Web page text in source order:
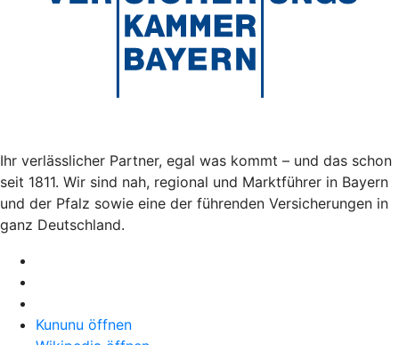
Ihr verlässlicher Partner, egal was kommt – und das schon
seit 1811. Wir sind nah, regional und Marktführer in Bayern
und der Pfalz sowie eine der führenden Versicherungen in
ganz Deutschland.
Kununu öffnen